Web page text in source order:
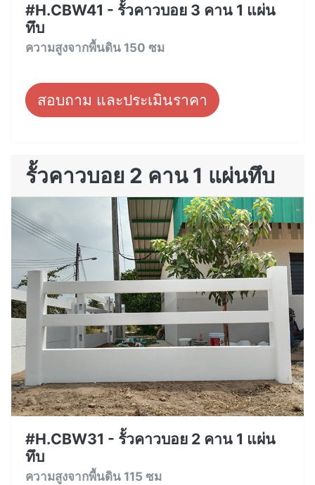
#H.CBW41 - รั้วคาวบอย 3 คาน 1 แผ่น
ทึบ
ความสูงจากพื้นดิน 150 ซม
สอบถาม และประเมินราคา
รั้วคาวบอย 2 คาน 1 แผ่นทึบ
#H.CBW31 - รั้วคาวบอย 2 คาน 1 แผ่น
ทึบ
ความสูงจากพื้นดิน 115 ซม